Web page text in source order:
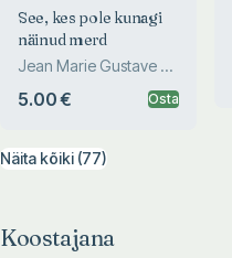
See, kes pole kunagi
näinud merd
Jean Marie Gustave Le
5.00 € Osta
Näita kõiki (77)
Koostajana